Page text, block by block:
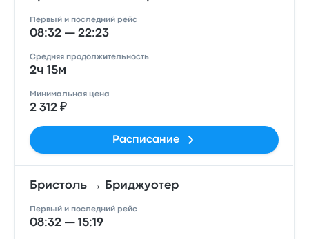
Первый и последний рейс
08:32 — 22:23
Средняя продолжительность
2ч 15м
Минимальная цена
2 312 ₽
Расписание
Бристоль → Бриджуотер
Первый и последний рейс
08:32 — 15:19